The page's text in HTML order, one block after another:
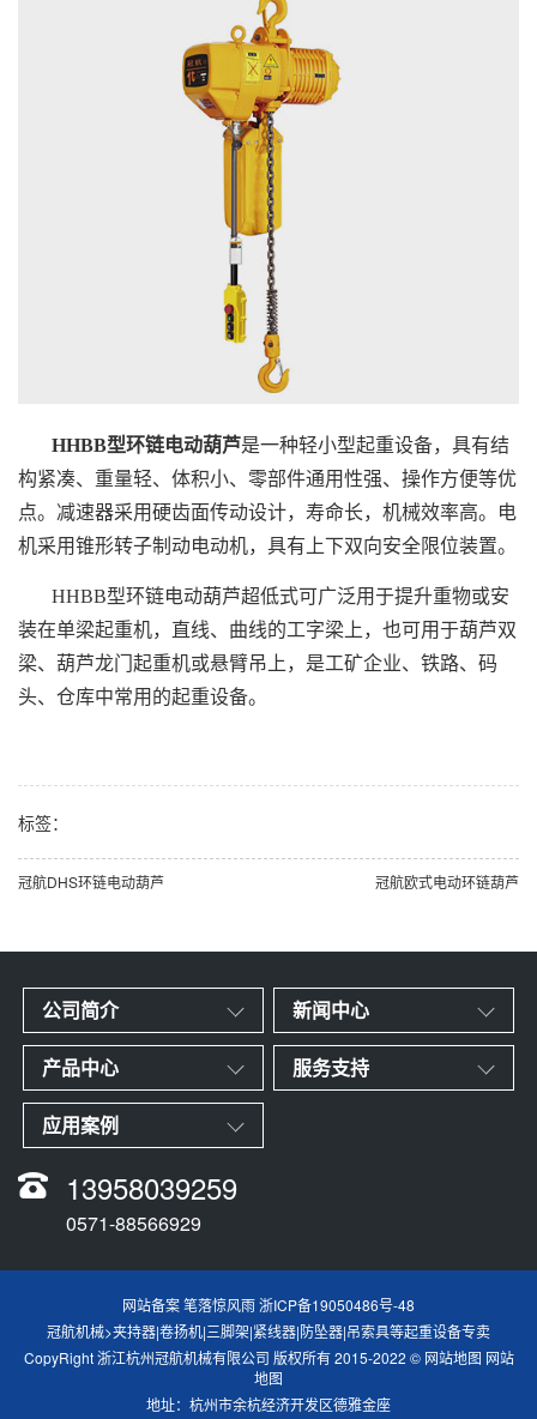
HHBB型环链电动葫芦是一种轻小型起重设备，具有结
构紧凑、重量轻、体积小、零部件通用性强、操作方便等优
点。减速器采用硬齿面传动设计，寿命长，机械效率高。电
机采用锥形转子制动电动机，具有上下双向安全限位装置。
HHBB型环链电动葫芦超低式可广泛用于提升重物或安
装在单梁起重机，直线、曲线的工字梁上，也可用于葫芦双
梁、葫芦龙门起重机或悬臂吊上，是工矿企业、铁路、码
头、仓库中常用的起重设备。
标签：
冠航DHS环链电动葫芦 冠航欧式电动环链葫芦
公司简介 新闻中心
产品中心 服务支持
应用案例
13958039259
0571-88566929
网站备案 笔落惊风雨浙ICP备19050486号-48
冠航机械>夹持器|卷扬机|三脚架|紧线器|防坠器|吊索具等起重设备专卖
CopyRight 浙江杭州冠航机械有限公司 版权所有 2015-2022 © 网站地图 网站
地图
地址：杭州市余杭经济开发区德雅金座